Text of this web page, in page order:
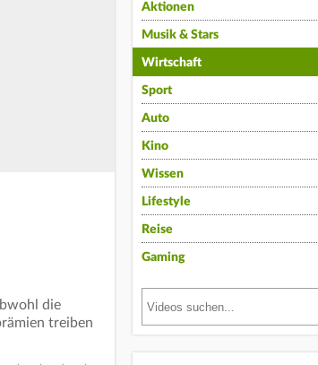
die
treiben
Aktionen
Musik & Stars
Wirtschaft
Sport
Auto
Kino
Wissen
Lifestyle
Reise
Gaming